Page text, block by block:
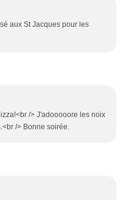
aux St Jacques pour les
/> J'adooooore les noix
/> Bonne soirée.